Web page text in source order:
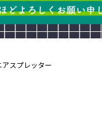
スプレッター